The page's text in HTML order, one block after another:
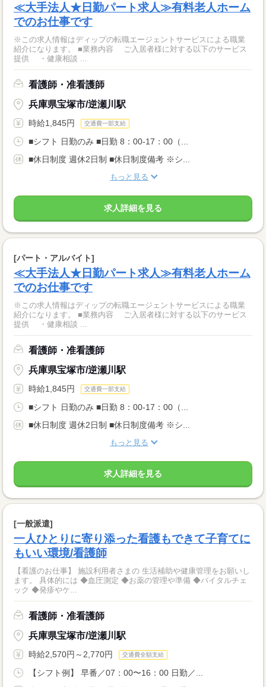
≪大手法人★日勤パート求人≫有料老人ホーム
でのお仕事です
※この求人情報はディップの転職エージェントサービスによる職業
紹介になります。 ■業務内容 ご入居者様に対する以下のサービス
提供 ・健康相談 ...
看護師・准看護師
兵庫県宝塚市/逆瀬川駅
時給1,845円 交通費一部支給
■シフト 日勤のみ ■日勤 8：00-17：00（...
■休日制度 週休2日制 ■休日制度備考 ※シ...
もっと見る
求人詳細を見る
[パート・アルバイト]
≪大手法人★日勤パート求人≫有料老人ホーム
でのお仕事です
※この求人情報はディップの転職エージェントサービスによる職業
紹介になります。 ■業務内容 ご入居者様に対する以下のサービス
提供 ・健康相談 ...
看護師・准看護師
兵庫県宝塚市/逆瀬川駅
時給1,845円 交通費一部支給
■シフト 日勤のみ ■日勤 8：00-17：00（...
■休日制度 週休2日制 ■休日制度備考 ※シ...
もっと見る
求人詳細を見る
[一般派遣]
一人ひとりに寄り添った看護もできて子育てに
もいい環境/看護師
【看護のお仕事】 施設利用者さまの 生活補助や健康管理をお願いし
ます。 具体的には ◆血圧測定 ◆お薬の管理や準備 ◆バイタルチェ
ック ◆発疹やケ...
看護師・准看護師
兵庫県宝塚市/逆瀬川駅
時給2,570円～2,770円 交通費全額支給
【シフト例】 早番／07：00〜16：00 日勤／...